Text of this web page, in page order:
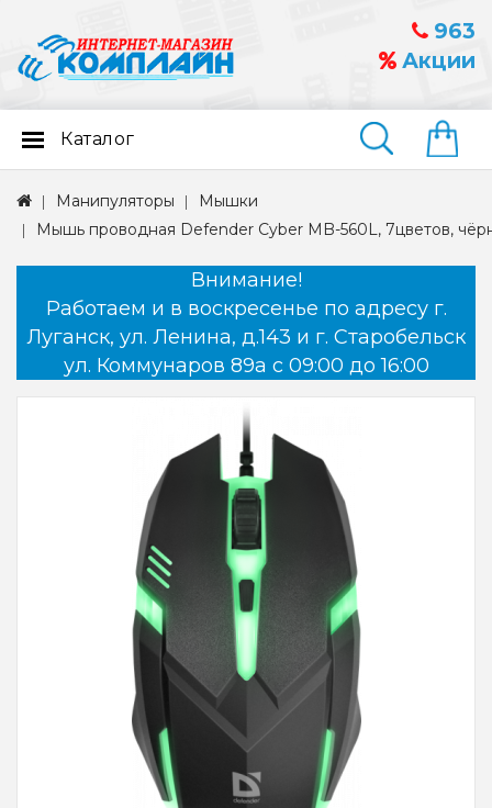
963
Акции
Найти
Каталог
Манипуляторы
Мышки
Мышь проводная Defender Cyber MB-560L, 7цветов,
Внимание!
Работаем и в воскресенье по адресу г.
Луганск, ул. Ленина, д.143 и г. Старобельск
ул. Коммунаров 89а с 09:00 до 16:00